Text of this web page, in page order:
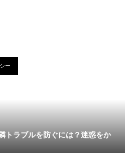
ー
トラブルを防ぐには？迷惑をか